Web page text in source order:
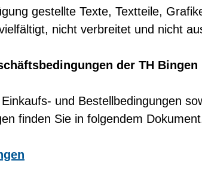
gestellte Texte, Textteile,
nicht verbreitet und nicht
der TH Bingen
und Bestellbedingungen
finden Sie in folgendem